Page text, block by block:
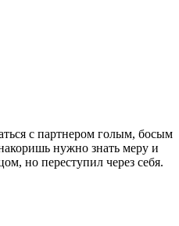
с партнером голым, босым
нужно знать меру и
но переступил через себя.